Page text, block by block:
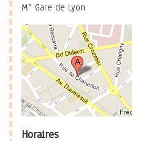
M° Gare de Lyon
Horaires